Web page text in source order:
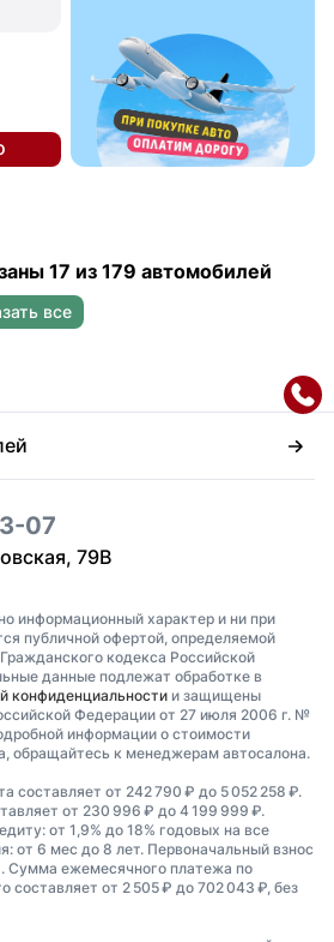
17 из 179 автомобилей
все
07
79В
информационный характер и ни при
публичной офертой, определяемой
кодекса Российской
данные подлежат обработке в
конфиденциальности и защищены
Федерации от 27 июля 2006 г. №
информации о стоимости
обращайтесь к менеджерам автосалона.
составляет от 242 790 ₽ до 5 052 258 ₽.
от 230 996 ₽ до 4 199 999 ₽.
от 1,9% до 18% годовых на все
от 6 мес до 8 лет. Первоначальный взнос
Сумма ежемесячного платежа по
составляет от 2 505 ₽ до 702 043 ₽, без